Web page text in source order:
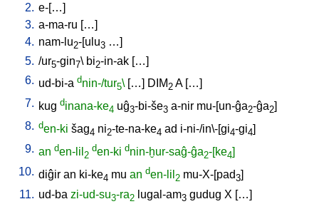
2. e-[…]
3. a-ma-ru […]
4. nam-lu2-[ulu3 …]
5. /ur5-gin7\ bi2-in-ak […]
6. ud-bi-a dnin-/tur5\ […] DIM2 A[…]
7. kug dinana-ke4 uĝ3-bi-še3 a-nir mu-[un-ĝa2-ĝa2]
8. den-ki šag4 ni2-te-na-ke4 ad i-ni-/in\-[gi4-gi4]
9. an den-lil 2
den-ki dnin-ḫur-saĝ-ĝa2-[ke4]
10. diĝir an ki-ke4 mu an den-lil 2 mu-X-[pad3]
11. ud-ba zi-ud-su3-ra2 lugal-am3 gudug X […]